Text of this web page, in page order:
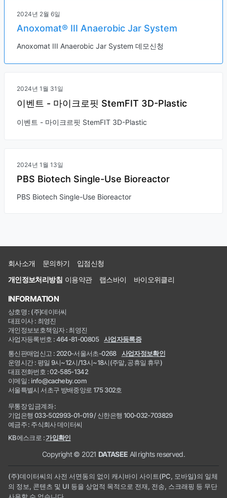
2024년 2월 6일
Anoxomat® III Anaerobic Jar System
Anoxomat III Anaerobic Jar System 데모신청
2024년 1월 31일
이벤트 - 마이크로핏 StemFIT 3D-Plastic
이벤트 - 마이크르핏 StemFIT 3D-Plastic
2024년 1월 13일
PBS Biotech Single-Use Bioreactor
PBS Biotech Single-Use Bioreactor
회사소개 문의하기
입점신청
개인정보처리방침 이용약관 랩스바이 바이오위클리
INFORMATION
상호명 : (주)데이터씨
대표이사 : 최영진
개인정보보호책임자 : 최영진
사업자등록번호 : 464-81-00805
사업자등록증
통신판매업신고 : 2020-서울서초-0268
사업자정보확인
운영시간 : 평일 9시~12시/13시~18시(주말, 공휴일 휴무)
대표전화번호 : 02-585-1342
이메일 : info@cacheby.com
서울특별시 서초구 방배중앙로 175 302호
무통장 입금계좌 :
기업은행 033-502993-01-019 / 신한은행 100-032-703829
예금주 : 주식회사 데이터씨
KB에스크로 :가입확인
Copyright © 2021 DATASEE All rights reserved.
(주)데이터씨의 사전 서면동의 없이 캐시바이 사이트(PC, 모바일)의 일체
의 정보, 콘텐츠 및 UI 등을 상업적 목적으로 전재, 전송, 스크래핑 등 무단